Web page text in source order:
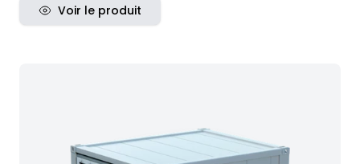
Voir le produit